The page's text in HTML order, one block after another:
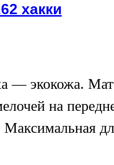
хакки
— экокожа.
на